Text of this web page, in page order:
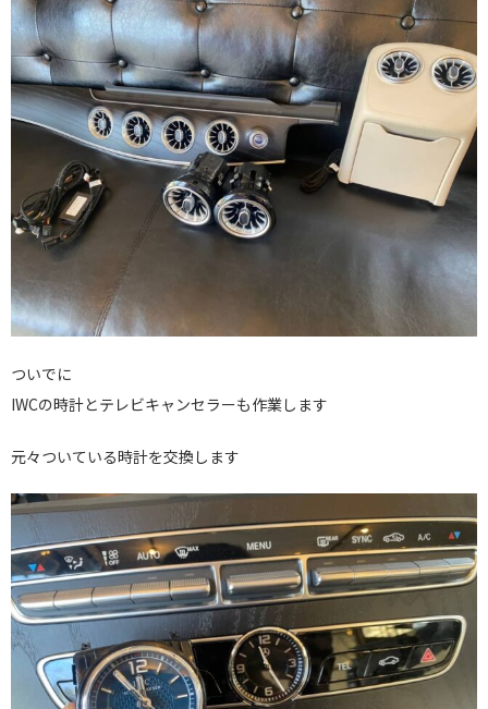
ついでに
IWCの時計とテレビキャンセラーも作業します
元々ついている時計を交換します